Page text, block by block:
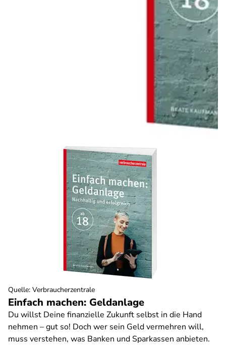
Einfach machen: Geldanlage
Du willst Deine finanzielle Zukunft selbst in die Hand
nehmen – gut so! Doch wer sein Geld vermehren will,
muss verstehen, was Banken und Sparkassen anbieten.
Quelle: Verbraucherzentrale